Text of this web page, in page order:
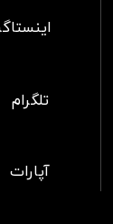
آپارات
تلگرام